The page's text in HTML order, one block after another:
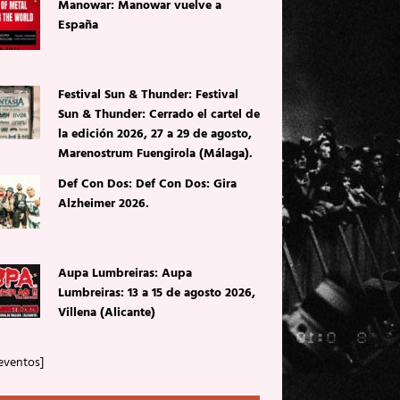
Manowar: Manowar vuelve a
España
Festival Sun & Thunder: Festival
Sun & Thunder: Cerrado el cartel de
la edición 2026, 27 a 29 de agosto,
Marenostrum Fuengirola (Málaga).
Def Con Dos: Def Con Dos: Gira
Alzheimer 2026.
Aupa Lumbreiras: Aupa
Lumbreiras: 13 a 15 de agosto 2026,
Villena (Alicante)